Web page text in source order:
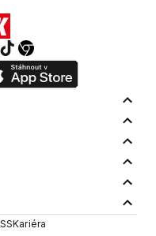
Kariéra